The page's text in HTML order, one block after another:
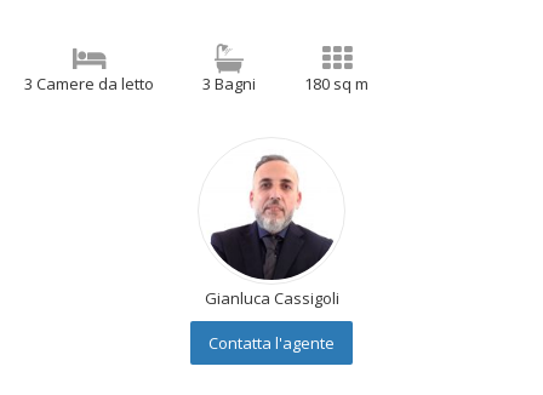
3 Camere da letto 3 Bagni 180 sq m
Gianluca Cassigoli
Contatta l'agente